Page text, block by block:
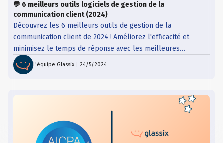
💬 6 meilleurs outils logiciels de gestion de la
communication client (2024)
Découvrez les 6 meilleurs outils de gestion de la
communication client de 2024 ! Améliorez l'efficacité et
minimisez le temps de réponse avec les meilleures
solutions logicielles pour les entreprises.
L'équipe Glassix |24/5/2024